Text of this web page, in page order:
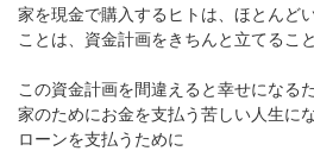
家を現金で購入するヒトは、ほとんど
ことは、資金計画をきちんと立てるこ
この資金計画を間違えると幸せになる
家のためにお金を支払う苦しい人生に
ローンを支払うために